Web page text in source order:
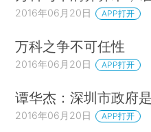
2016年06月20日 APP打开
万科之争不可任性
2016年06月20日 APP打开
谭华杰：深圳市政府
2016年06月20日 APP打开